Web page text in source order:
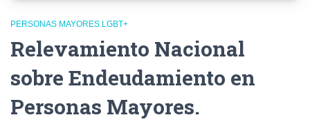
PERSONAS MAYORES LGBT+
Relevamiento Nacional
sobre Endeudamiento en
Personas Mayores.